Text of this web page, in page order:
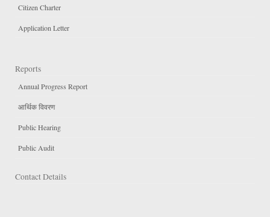
Citizen Charter
Application Letter
Reports
Annual Progress Report
आर्थिक विवरण
Public Hearing
Public Audit
Contact Details